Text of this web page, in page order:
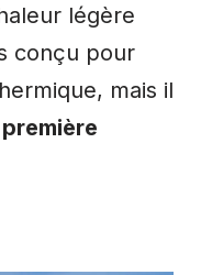
légère
conçu pour
mais il